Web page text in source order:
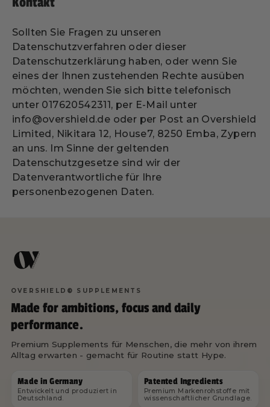
Sollten Sie Fragen zu unseren
Datenschutzverfahren oder dieser
Datenschutzerklärung haben, oder wenn Sie
eines der Ihnen zustehenden Rechte ausüben
möchten, wenden Sie sich bitte telefonisch
unter 017620542311, per E-Mail unter
info@overshield.de oder per Post an Overshield
Limited, Nikitara 12, House7, 8250 Emba, Zypern
an uns. Im Sinne der geltenden
Datenschutzgesetze sind wir der
Datenverantwortliche für Ihre
personenbezogenen Daten.
OVERSHIELD® SUPPLEMENTS
Made for ambitions, focus and daily
performance.
Premium Supplements für Menschen, die mehr von ihrem
Alltag erwarten - gemacht für Routine statt Hype.
Made in Germany
Entwickelt und produziert in
Deutschland.
Patented Ingredients
Premium Markenrohstoffe mit
wissenschaftlicher Grundlage.